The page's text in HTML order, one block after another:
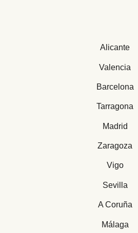
Alicante
Valencia
Barcelona
Tarragona
Madrid
Zaragoza
Vigo
Sevilla
A Coruña
Málaga